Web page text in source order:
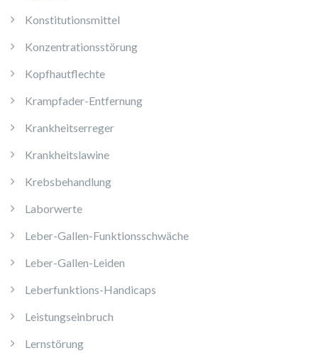
Konstitutionsmittel
Konzentrationsstörung
Kopfhautflechte
Krampfader-Entfernung
Krankheitserreger
Krankheitslawine
Krebsbehandlung
Laborwerte
Leber-Gallen-Funktionsschwäche
Leber-Gallen-Leiden
Leberfunktions-Handicaps
Leistungseinbruch
Lernstörung